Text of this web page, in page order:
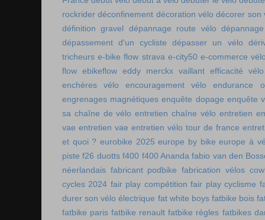
rockrider déconfinement décoration vélo décorer son
définition gravel
dépannage route vélo
dépassement d'un cycliste
dépasser un vélo
tricheurs e-bike flow strava e-city50 e-commerce
flow ebikeflow eddy merckx vaillant efficacité vélo
enchères vélo
encouragement vélo
endurance
engrenages magnétiques enquête dopage enquête
sa chaîne de vélo entretien chaîne vélo entretien
vae entretien vae entretien vélo tour de france
et quoi ? eurobike 2025 europe by bike europe à
piste f26 duotts f400 f400 Ananda fabio van den
néerlandais fabricant podbike fabrication vélos
cycles 2024 fair play compétition fair play cyclisme
durer son vélo électrique fat white boys fatbike bois
fatbike paris fatbike renault fatbike règles fatbikes